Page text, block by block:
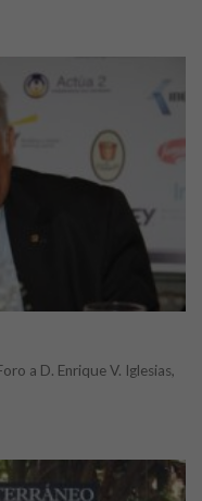
a D. Enrique V. Iglesias,